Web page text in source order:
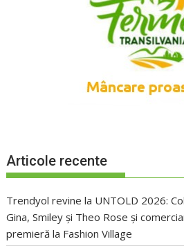
Articole recente
Trendyol revine la UNTOLD 2026:
Gina, Smiley și Theo Rose și
premieră la Fashion Village